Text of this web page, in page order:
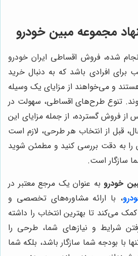
مجموعه مبین خودرو
شده، فروش اقساطی ایران خودرو
برای افرادی باشد که به دنبال خرید
و می‌خواهند از مزایای یک وسیله
تنوع طرح‌های اقساطی، سهولت در
فروش گسترده، از جمله مزایای این
قبل از انتخاب هر طرحی، لازم است
را به دقت بررسی کنید و مطمئن شوید
سازگار است.
خودروبه عنوان یک مرجع معتبر در
، با ارائه مشاوره‌های تخصصی و
می‌کند تا بهترین انتخاب را داشته
شرایط و نیازهای شما، طرحی را
با بودجه شما سازگار باشد، بلکه شما